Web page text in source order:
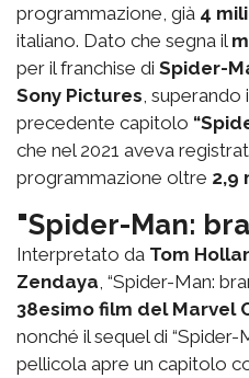
programmazione, già 4
italiano. Dato che segna il
per il franchise di Spider-
Sony Pictures ,
precedente capitolo
che nel 2021 aveva
programmazione oltre 2,9
"Spider-Man:
Interpretato da Tom
Zendaya , “Spider-Man:
38esimo film del Marvel
nonché il sequel di “Spider-
pellicola apre un capitolo